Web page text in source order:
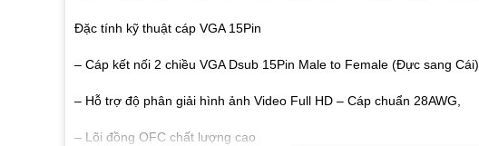
Đặc tính kỹ thuật cáp VGA 15Pin
– Cáp kết nối 2 chiều VGA Dsub 15Pin Male to Female (Đực sang Cái)
– Hỗ trợ độ phân giải hình ảnh Video Full HD – Cáp chuẩn 28AWG,
– Lõi đồng OFC chất lượng cao